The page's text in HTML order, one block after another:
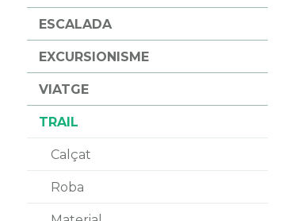
ESCALADA
EXCURSIONISME
VIATGE
TRAIL
Calçat
Roba